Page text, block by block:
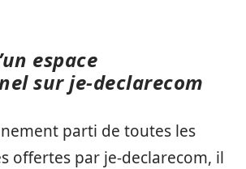
espace
sur je-declarecom
parti de toutes les
offertes par je-declarecom, il